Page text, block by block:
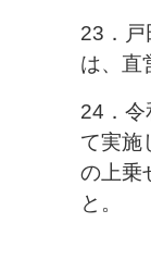
23．戸
は、直
24．令
て実施
の上乗
と。